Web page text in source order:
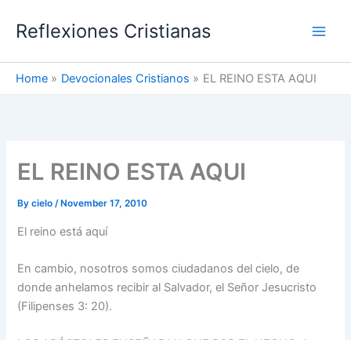
Reflexiones Cristianas
Home Devocionales Cristianos EL REINO ESTA AQUI
EL REINO ESTA AQUI
Bycielo/ November 17, 2010
El reino está aquí
En cambio, nosotros somos ciudadanos del cielo, de
donde anhelamos recibir al Salvador, el Señor Jesucristo
(Filipenses 3: 20).